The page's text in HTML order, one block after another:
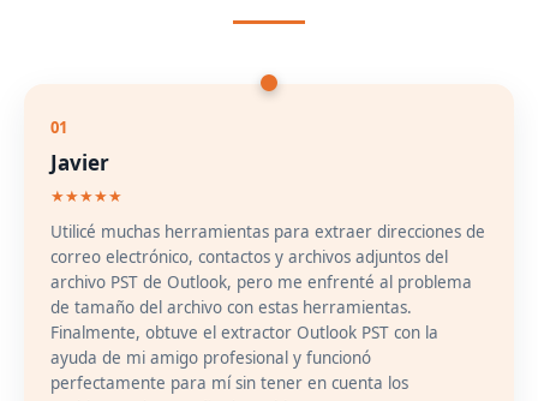
01
Javier
★★★★★
Utilicé muchas herramientas para extraer direcciones de
correo electrónico, contactos y archivos adjuntos del
archivo PST de Outlook, pero me enfrenté al problema
de tamaño del archivo con estas herramientas.
Finalmente, obtuve el extractor Outlook PST con la
ayuda de mi amigo profesional y funcionó
perfectamente para mí sin tener en cuenta los